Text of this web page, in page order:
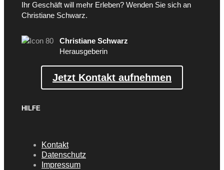
Ihr Geschäft will mehr Erleben? Wenden Sie sich an
Christiane Schwarz.
Christiane Schwarz
Herausgeberin
Jetzt Kontakt aufnehmen
HILFE
Kontakt
Datenschutz
Impressum